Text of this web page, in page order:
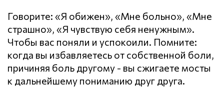
Говорите: «Я обижен», «Мне больно», «Мне
страшно», «Я чувствую себя ненужным».
Чтобы вас поняли и успокоили. Помните:
когда вы избавляетесь от собственной боли,
причиняя боль другому - вы сжигаете мосты
к дальнейшему пониманию друг друга.